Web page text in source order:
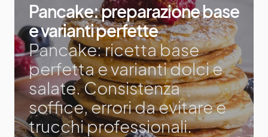
Pancake: preparazione base
e varianti perfette
Pancake: ricetta base
perfetta e varianti dolci e
salate. Consistenza
soffice, errori da evitare e
trucchi professionali.